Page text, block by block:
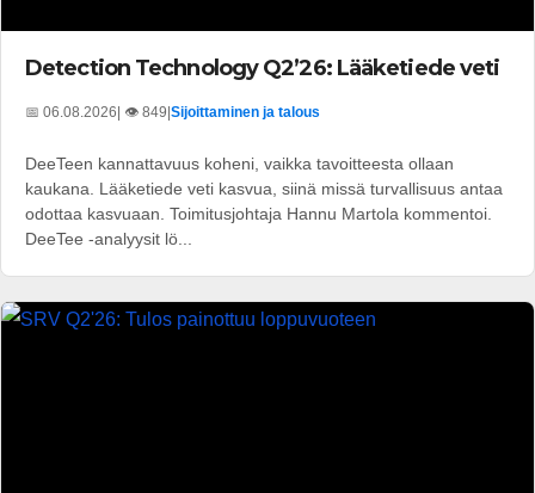
Detection Technology Q2’26: Lääketiede veti
📅 06.08.2026 | 👁️ 849 Sijoittaminen ja talous
DeeTeen kannattavuus koheni, vaikka tavoitteesta ollaan
kaukana. Lääketiede veti kasvua, siinä missä turvallisuus antaa
odottaa kasvuaan. Toimitusjohtaja Hannu Martola kommentoi.
DeeTee -analyysit lö...